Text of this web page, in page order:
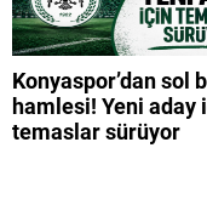
Konyaspor’dan sol
hamlesi! Yeni aday
temaslar sürüyor